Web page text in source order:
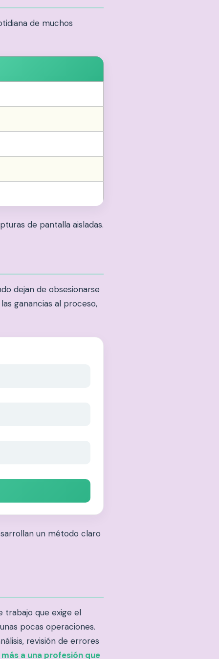
de muchos
de pantalla aisladas.
dejan de obsesionarse
ganancias al proceso,
un método claro
trabajo que exige el
pocas operaciones.
revisión de errores
a una profesión que